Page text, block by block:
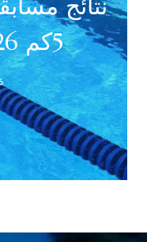
(أداني /
أكابر)
2026